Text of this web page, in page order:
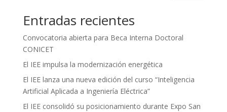
Entradas recientes
Convocatoria abierta para Beca Interna Doctoral
CONICET
El IEE impulsa la modernización energética
El IEE lanza una nueva edición del curso “Inteligencia
Artificial Aplicada a Ingeniería Eléctrica”
El IEE consolidó su posicionamiento durante Expo San